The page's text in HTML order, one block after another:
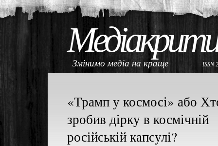
Змінимо медіа на краще ISSN
«Трамп у космосі» або
зробив дірку в космічній
російській капсулі?